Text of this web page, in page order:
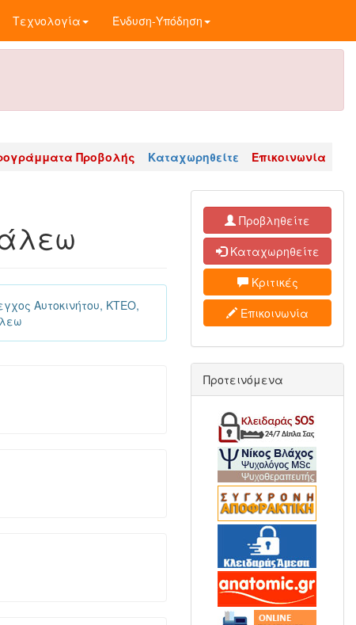
Τεχνολογία Ένδυση-Υπόδηση
Προβολής Καταχωρηθείτε Επικοινωνία
Αυτοκινήτου, KTEO,
Προβληθείτε
Καταχωρηθείτε
Κριτικές
Επικοινωνία
Προτεινόμενα